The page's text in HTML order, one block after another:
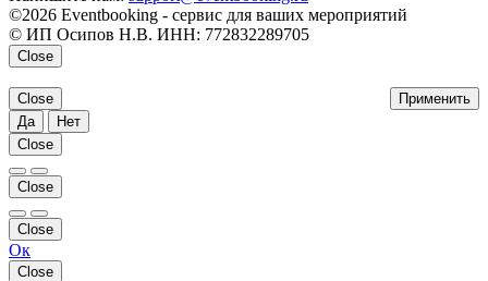
©2026 Eventbooking - сервис для ваших мероприятий
© ИП Осипов Н.В. ИНН: 772832289705
Close
Применить
Close
Да
Нет
Close
Close
Close
Ок
Close